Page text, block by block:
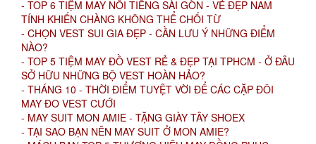
- TOP 6 TIỆM MAY NỔI TIẾNG SÀI GÒN - VẺ ĐẸP NAM
TÍNH KHIẾN CHÀNG KHÔNG THỂ CHỐI TỪ
- CHỌN VEST SUI GIA ĐẸP - CẦN LƯU Ý NHỮNG ĐIỂM
NÀO?
- TOP 5 TIỆM MAY ĐỒ VEST RẺ & ĐẸP TẠI TPHCM - Ở ĐÂU
SỞ HỮU NHỮNG BỘ VEST HOÀN HẢO?
- THÁNG 10 - THỜI ĐIỂM TUYỆT VỜI ĐỂ CÁC CẶP ĐÔI
MAY ĐO VEST CƯỚI
- MAY SUIT MON AMIE - TẶNG GIÀY TÂY SHOEX
- TẠI SAO BẠN NÊN MAY SUIT Ở MON AMIE?